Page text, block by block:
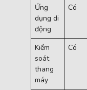
Ứng
dụng di
động
Có
Kiểm
soát
thang
máy
Có